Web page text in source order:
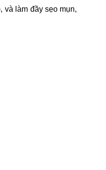
và làm đầy sẹo mụn,